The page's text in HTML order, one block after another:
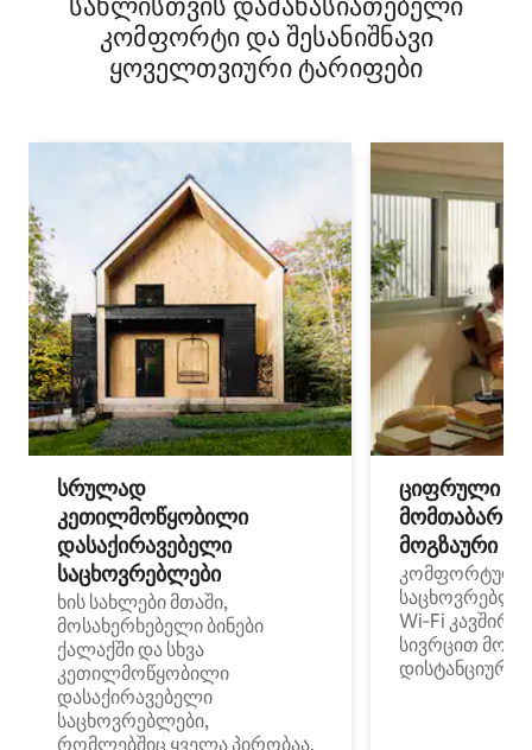
კომფორტი და შესანიშნავი
ყოველთვიური ტარიფები
სრულად
კეთილმოწყობილი
დასაქირავებელი
საცხოვრებლები
ხის სახლები მთაში,
მოსახერხებელი ბინები
ქალაქში და სხვა
კეთილმოწყობილი
დასაქირავებელი
საცხოვრებლები,
რომლებშიც ყველა პირობაა,
ციფრული
მოგზაური
კომფორტული
Wi‑Fi
სივრცით
დისტანციური